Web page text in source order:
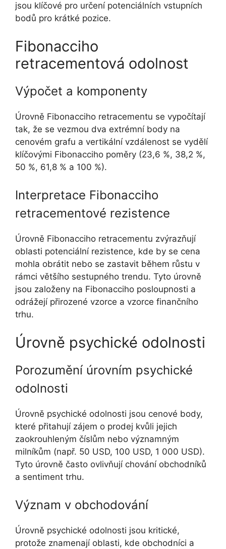
jsou klíčové pro určení potenciálních vstupních
bodů pro krátké pozice.
Fibonacciho
retracementová odolnost
Výpočet a komponenty
Úrovně Fibonacciho retracementu se vypočítají
tak, že se vezmou dva extrémní body na
cenovém grafu a vertikální vzdálenost se vydělí
klíčovými Fibonacciho poměry (23,6 %, 38,2 %,
50 %, 61,8 % a 100 %).
Interpretace Fibonacciho
retracementové rezistence
Úrovně Fibonacciho retracementu zvýrazňují
oblasti potenciální rezistence, kde by se cena
mohla obrátit nebo se zastavit během růstu v
rámci většího sestupného trendu. Tyto úrovně
jsou založeny na Fibonacciho posloupnosti a
odrážejí přirozené vzorce a vzorce finančního
trhu.
Úrovně psychické odolnosti
Porozumění úrovním psychické
odolnosti
Úrovně psychické odolnosti jsou cenové body,
které přitahují zájem o prodej kvůli jejich
zaokrouhleným číslům nebo významným
milníkům (např. 50 USD, 100 USD, 1 000 USD).
Tyto úrovně často ovlivňují chování obchodníků
a sentiment trhu.
Význam v obchodování
Úrovně psychické odolnosti jsou kritické,
protože znamenají oblasti, kde obchodníci a